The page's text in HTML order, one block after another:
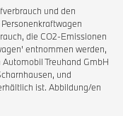
und den
die CO2-Emissionen
entnommen werden,
Treuhand GmbH
und
ist. Abbildung/en